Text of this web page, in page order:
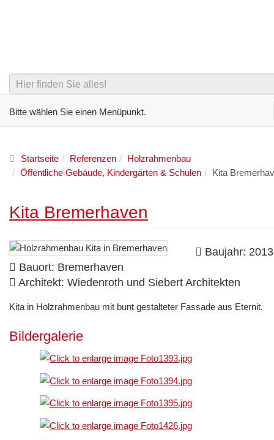
Bitte wählen Sie einen Menüpunkt.
Startseite Referenzen
Holzrahmenbau
Öffentliche Gebäude, Kindergärten & Schulen
Kita
Kita Bremerhaven
Baujahr: 2013
Bauort: Bremerhaven
Architekt: Wiedenroth und Siebert Architekten
Kita in Holzrahmenbau mit bunt gestalteter Fassade aus Eternit.
Bildergalerie